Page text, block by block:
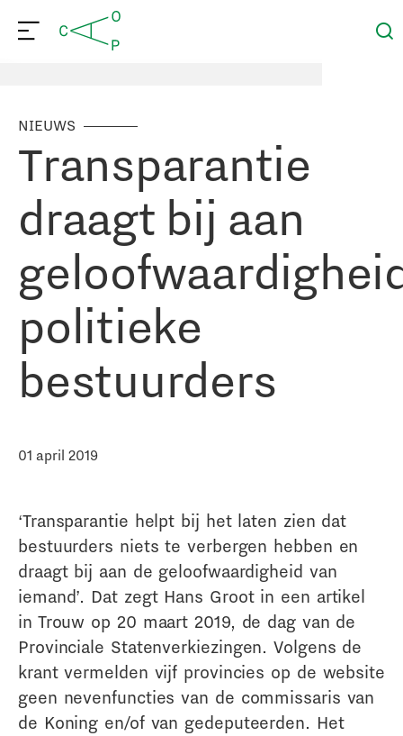
NIEUWS
Transparantie
draagt bij aan
politieke
bestuurders
01 april 2019
‘Transparantie helpt bij het laten zien dat
bestuurders niets te verbergen hebben en
draagt bij aan de geloofwaardigheid van
iemand’. Dat zegt Hans Groot in een artikel
in Trouw op 20 maart 2019, de dag van de
Provinciale Statenverkiezingen. Volgens de
krant vermelden vijf provincies op de website
geen nevenfuncties van de commissaris van
de Koning en/of van gedeputeerden. Het